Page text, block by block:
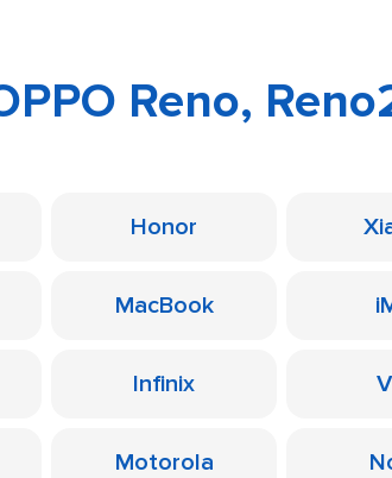
Reno,
Honor
MacBook
Infinix
Motorola